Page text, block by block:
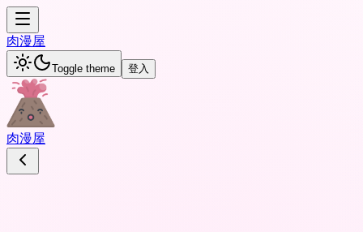
肉漫屋
Toggle theme 登入
肉漫屋